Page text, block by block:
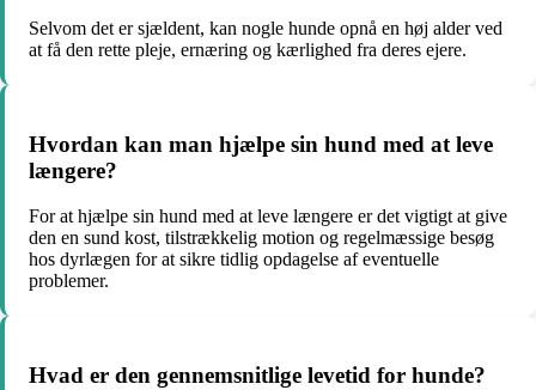
Selvom det er sjældent, kan nogle hunde opnå en høj alder ved
at få den rette pleje, ernæring og kærlighed fra deres ejere.
Hvordan kan man hjælpe sin hund med at leve
længere?
For at hjælpe sin hund med at leve længere er det vigtigt at give
den en sund kost, tilstrækkelig motion og regelmæssige besøg
hos dyrlægen for at sikre tidlig opdagelse af eventuelle
problemer.
Hvad er den gennemsnitlige levetid for hunde?